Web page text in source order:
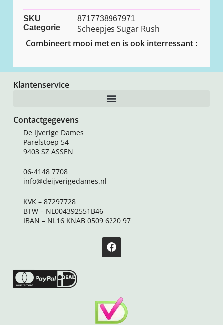
SKU
8717738967971
Categorie
Scheepjes Sugar Rush
Combineert mooi met en is ook interressant :
Klantenservice
Contactgegevens
De IJverige Dames
Parelstoep 54
9403 SZ ASSEN
06-4148 7708
info@deijverigedames.nl
KVK – 87297728
BTW – NL004392551B46
IBAN – NL16 KNAB 0509 6220 97